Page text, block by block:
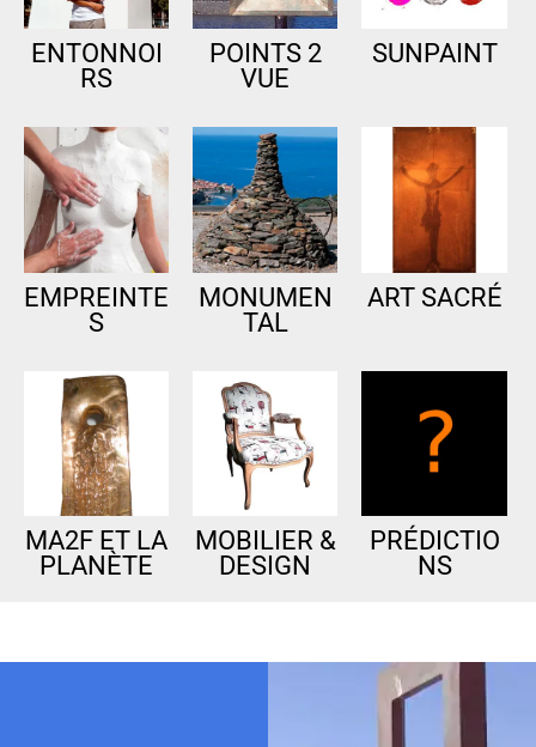
ENTONNOI
RS
POINTS 2
VUE
SUNPAINT
EMPREINTE
S
MONUMEN
TAL
ART SACRÉ
MA2F ET LA
PLANÈTE
MOBILIER &
DESIGN
PRÉDICTIO
NS